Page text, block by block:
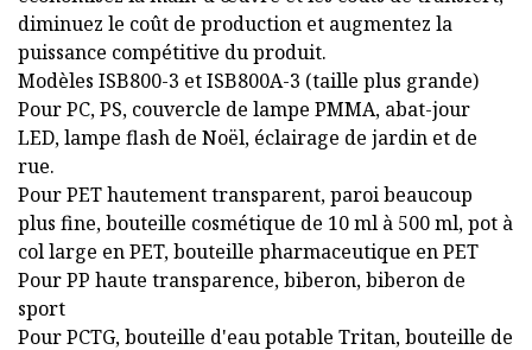
diminuez le coût de production et augmentez la
puissance compétitive du produit.
Modèles ISB800-3 et ISB800A-3 (taille plus grande)
Pour PC, PS, couvercle de lampe PMMA, abat-jour
LED, lampe flash de Noël, éclairage de jardin et de
rue.
Pour PET hautement transparent, paroi beaucoup
plus fine, bouteille cosmétique de 10 ml à 500 ml, pot à
col large en PET, bouteille pharmaceutique en PET
Pour PP haute transparence, biberon, biberon de
sport
Pour PCTG, bouteille d'eau potable Tritan, bouteille de